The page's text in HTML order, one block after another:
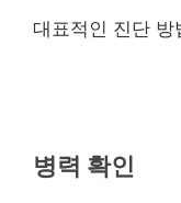
대표적인 진단 방
병력 확인